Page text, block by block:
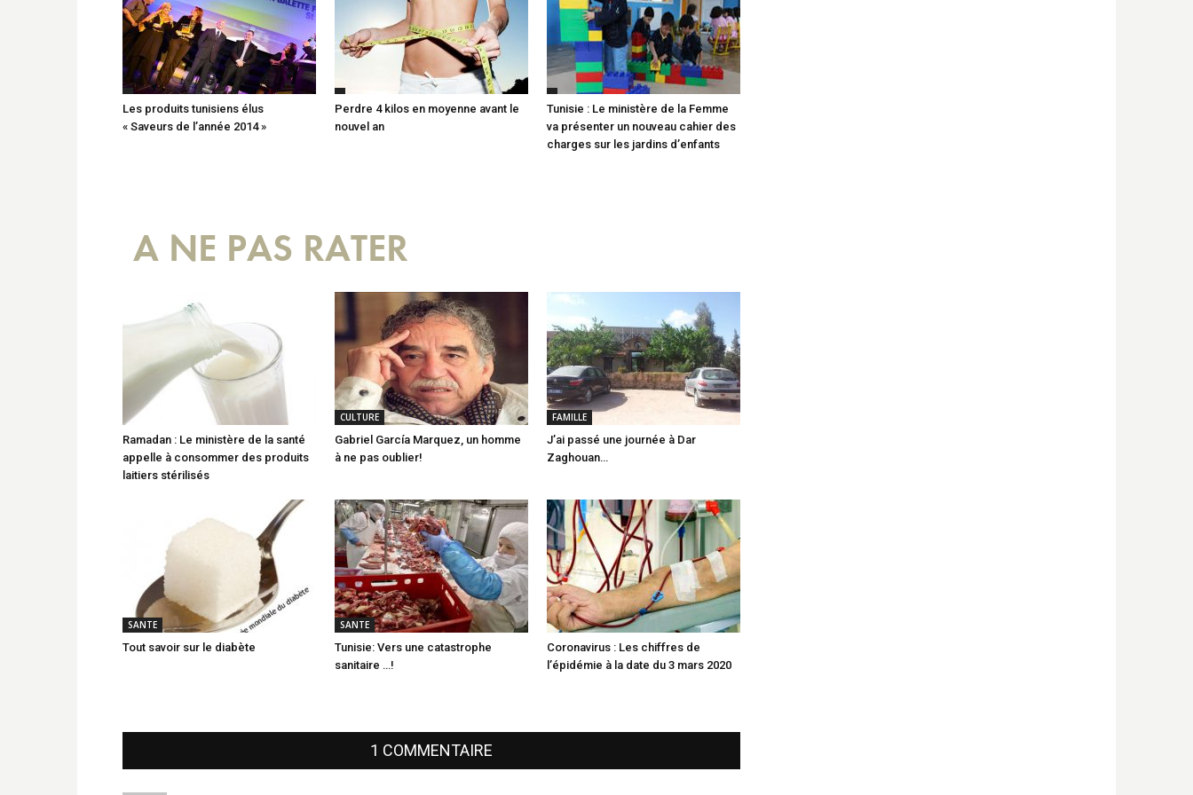
Les produits tunisiens élus
« Saveurs de l’année 2014 »
Perdre 4 kilos en moyenne avant le
nouvel an
Tunisie : Le ministère de la Femme
va présenter un nouveau cahier des
charges sur les jardins d’enfants
A NE PAS RATER
Ramadan : Le ministère de la santé
appelle à consommer des produits
laitiers stérilisés
CULTURE
Gabriel García Marquez, un homme
à ne pas oublier!
FAMILLE
J’ai passé une journée à Dar
Zaghouan…
SANTE
Tout savoir sur le diabète
SANTE
Tunisie: Vers une catastrophe
sanitaire …!
Coronavirus : Les chiffres de
l’épidémie à la date du 3 mars 2020
1 COMMENTAIRE